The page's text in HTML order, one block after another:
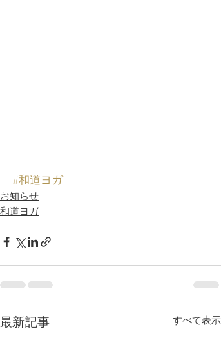
#和道ヨガ
お知らせ
和道ヨガ
最新記事 すべて表示